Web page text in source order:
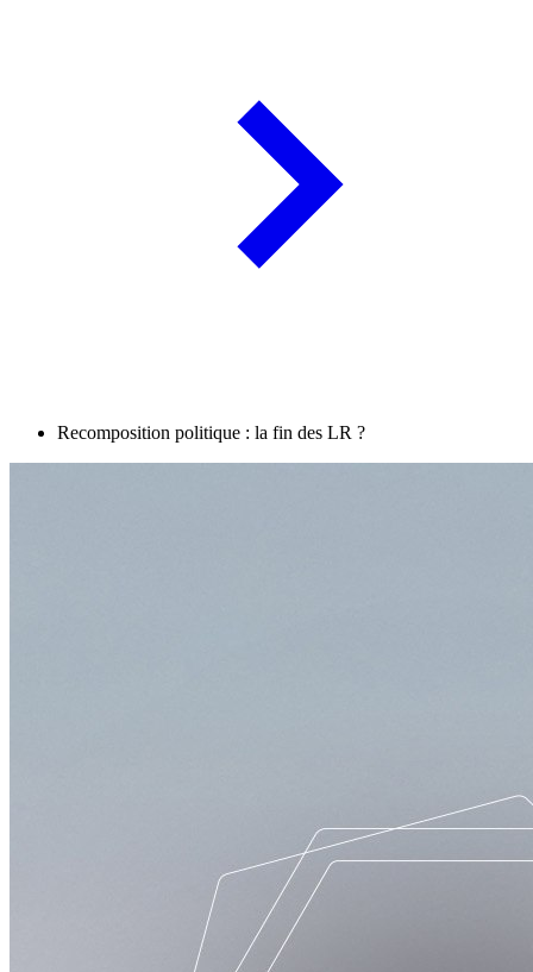
Recomposition politique : la fin des LR ?